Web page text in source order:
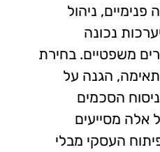
ניהול
נכונה
משפטיים. בחירת
הגנה על
הסכמים
אלה מסייעים
העסקי מבלי